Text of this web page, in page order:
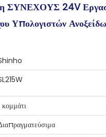
ΣΥΝΕΧΟΥΣ 24V
Υπολογιστών
κομμάτι